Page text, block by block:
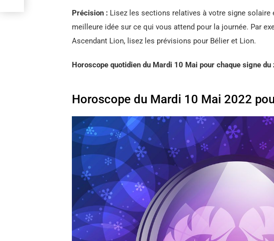
Précision : Lisez les sections relatives à votre signe solaire
meilleure idée sur ce qui vous attend pour la journée. Par
Ascendant Lion, lisez les prévisions pour Bélier et Lion.
Horoscope quotidien du Mardi 10 Mai pour chaque signe du
Horoscope du Mardi 10 Mai 2022